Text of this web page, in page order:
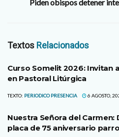
Piden obispos detener
Textos Relacionados
Curso Somelit 2026: Invitan
en Pastoral Litúrgica
TEXTO: PERIODICO PRESENCIA 6 AGOSTO,
Nuestra Señora del Carmen:
placa de 75 aniversario